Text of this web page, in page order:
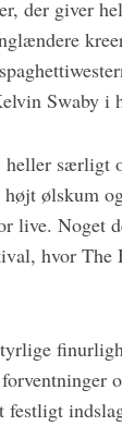
der giver
Swaby i
særligt
ølskum
live.
hvor
festligt